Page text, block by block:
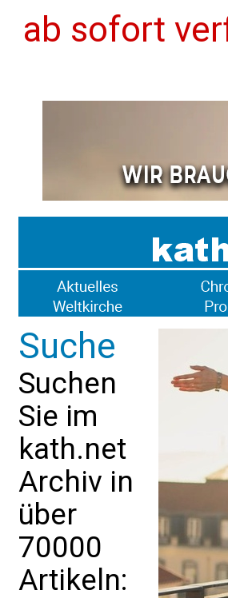
ab sofort
Suche
Suchen
Sie im
kath.net
Archiv in
über
70000
Artikeln: